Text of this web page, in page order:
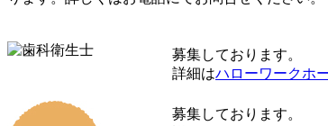
募集しております。
詳細はハローワークホ
募集しております。